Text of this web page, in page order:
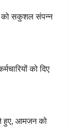
को सकुशल संपन्न
को दिए
हुए, आमजन को